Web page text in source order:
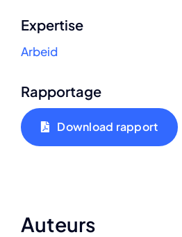
Expertise
Arbeid
Rapportage
Download rapport
Auteurs